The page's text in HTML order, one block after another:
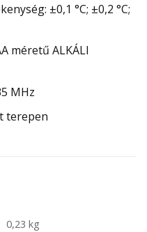
±0,1 °C; ±0,2 °C;
méretű ALKÁLI
MHz
terepen
0,23 kg